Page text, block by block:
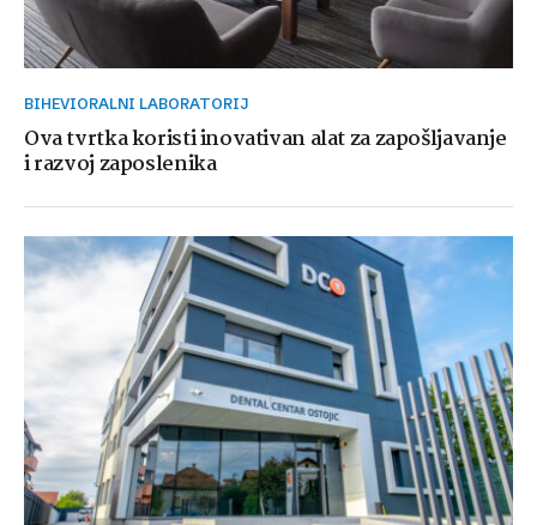
BIHEVIORALNI LABORATORIJ
Ova tvrtka koristi inovativan alat za zapošljavanje
i razvoj zaposlenika